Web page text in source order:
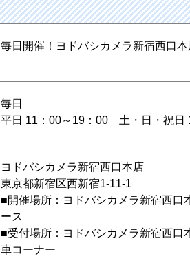
毎日開催！ヨドバシカメラ新宿西口
毎日
平日 11：00～19：00 土・日・祝日
ヨドバシカメラ新宿西口本店
東京都新宿区西新宿1-11-1
■開催場所：ヨドバシカメラ新宿西
ース
■受付場所：ヨドバシカメラ新宿西
車コーナー